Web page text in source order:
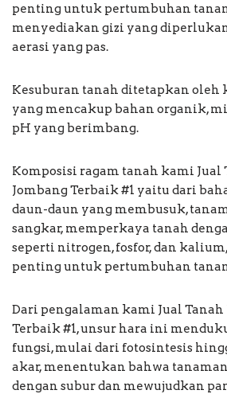
penting untuk pertumbuhan
menyediakan gizi yang
aerasi yang pas.
Kesuburan tanah ditetapkan oleh
yang mencakup bahan organik,
pH yang berimbang.
Komposisi ragam tanah kami Jual
Jombang Terbaik #1 yaitu dari
daun-daun yang membusuk,
sangkar, memperkaya tanah
seperti nitrogen, fosfor, dan
penting untuk pertumbuhan
Dari pengalaman kami Jual Tanah
Terbaik #1, unsur hara ini
fungsi, mulai dari fotosintesis
akar, menentukan bahwa
dengan subur dan mewujudkan